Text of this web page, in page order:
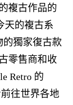
複古作品的
天的複古系
的獨家復古款
零售商和收
Retro 的
往世界各地